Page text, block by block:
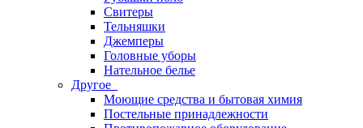
Свитеры
Тельняшки
Джемперы
Головные уборы
Нательное белье
Другое
Моющие средства и бытовая химия
Постельные принадлежности